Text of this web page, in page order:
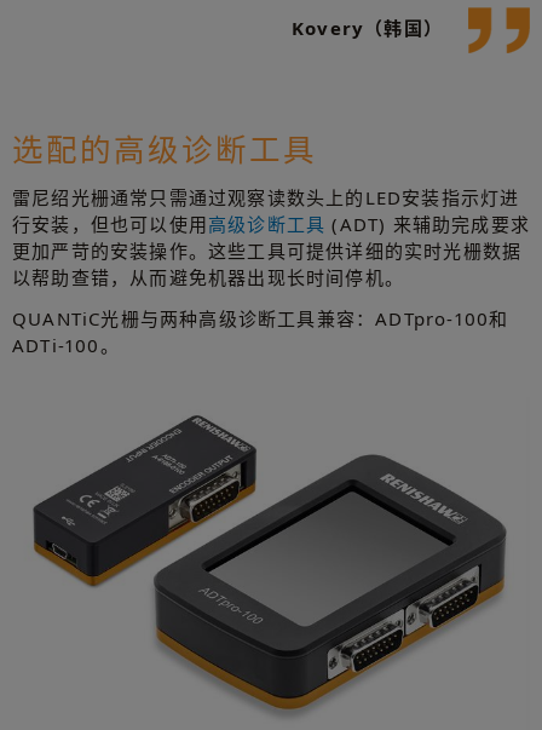
Kovery（韩国）
选配的高级诊断工具
雷尼绍光栅通常只需通过观察读数头上的LED安装指示灯进
行安装，但也可以使用高级诊断工具 (ADT) 来辅助完成要求
更加严苛的安装操作。这些工具可提供详细的实时光栅数据
以帮助查错，从而避免机器出现长时间停机。
QUANTiC光栅与两种高级诊断工具兼容：ADTpro-100和
ADTi-100。